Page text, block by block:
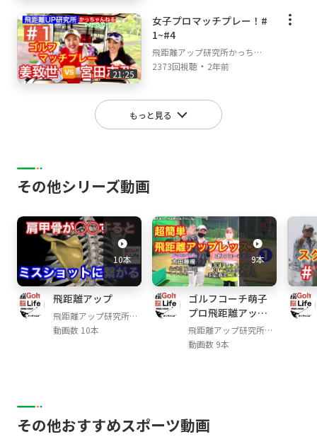
21:25
女子プロマッチプレー！#
1~#4
飛距離アップ研究所かっちゃ
んねる
2373回視聴 ・ 2年前
もっと見る
その他シリーズ動画
10本
飛距離アップ
飛距離アップ研究所か
っちゃんねる
動画数 10本
9本
ゴルフコーチ萌子
プロ飛距離アップ
大作戦
飛距離アップ研究所か
っちゃんねる
動画数 9本
その他おすすめスポーツ動画